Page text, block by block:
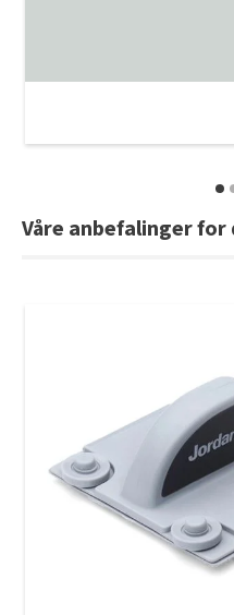
Våre anbefalinger for